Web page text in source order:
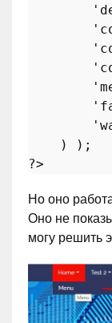
?>
Но оно
Оно не
могу решить